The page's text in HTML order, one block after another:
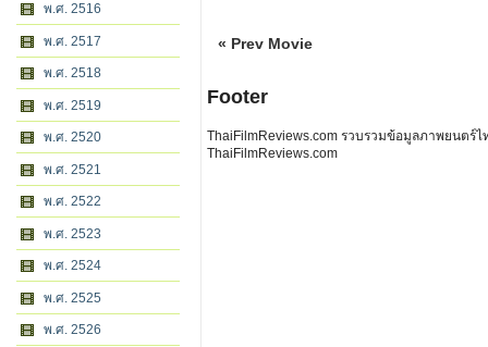
พ.ศ. 2516
พ.ศ. 2517
พ.ศ. 2518
พ.ศ. 2519
พ.ศ. 2520
พ.ศ. 2521
พ.ศ. 2522
พ.ศ. 2523
พ.ศ. 2524
พ.ศ. 2525
พ.ศ. 2526
« Prev Movie
Footer
ThaiFilmReviews.com รวบรวมข้อมูลภาพยนตร์
ThaiFilmReviews.com